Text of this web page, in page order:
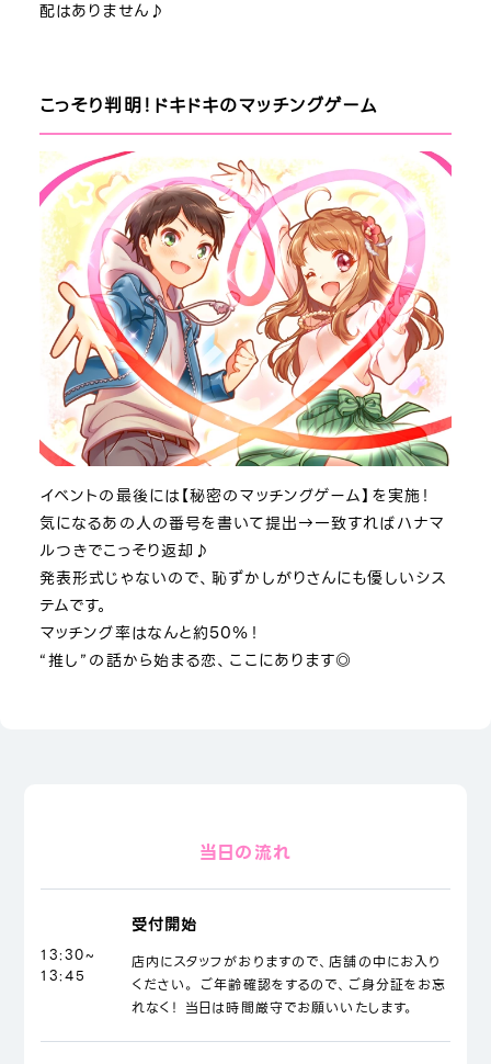
配はありません♪
こっそり判明！ドキドキのマッチングゲーム
イベントの最後には【秘密のマッチングゲーム】を実施！
気になるあの人の番号を書いて提出→一致すればハナマ
ルつきでこっそり返却♪
発表形式じゃないので、恥ずかしがりさんにも優しいシス
テムです。
マッチング率はなんと約50％！
“推し”の話から始まる恋、ここにあります◎
当日の流れ
13:30~
13:45
受付開始
店内にスタッフがおりますので、店舗の中にお入り
ください。 ご年齢確認をするので、ご身分証をお忘
れなく！ 当日は時間厳守でお願いいたします。